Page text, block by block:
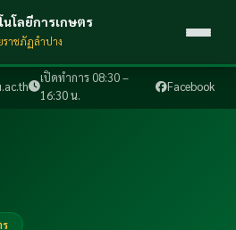
เปิดทำการ 08:30 –
16:30 น.
Facebook
โลยีการเกษตร
าชภัฏลำปาง